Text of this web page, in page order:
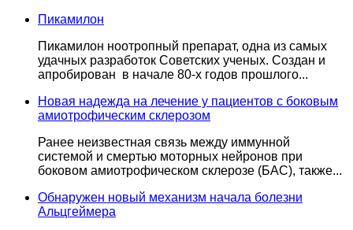
Пикамилон
Пикамилон ноотропный препарат, одна из самых
удачных разработок Советских ученых. Создан и
апробирован в начале 80-х годов прошлого...
Новая надежда на лечение у пациентов с боковым
амиотрофическим склерозом
Ранее неизвестная связь между иммунной
системой и смертью моторных нейронов при
боковом амиотрофическом склерозе (БАС), также...
Обнаружен новый механизм начала болезни
Альцгеймера